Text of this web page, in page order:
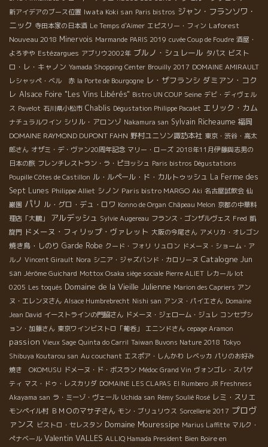
新アイデアのブース位置 Iwata Koki san Paris bistros ジャン・フランソワ・
ニック 寺田本家の日本酒 Le Temps d'Aimer エピスリー・フィン Laforest
Nouveau 2018 Minervois Marmande PARIS 2019 cuvée Coup de Foudre 酒屋・
よろずや Estézargues アブリウ2002年 ブルノ・シュレール タパス ビスト
ロ・レ・キャノン Yamada Shopping Center Brouilly 2017 DOMAINE AMIRAULT
レシャッペ・ベル 赤 la Porte de Bourgogne レ・ザフランシ ダミアン・コク
レ Alsace Foire "Les Vins Libérés" Bistro UN COUP Seine デビ・ディヴェル
ス Pavelot 石川県小松市 Chablis Dégustation Philippe Pacalet エリック・カム
ナチュラルワイン シリル・アロンゾ Nakamura san Sylvain Richeaume 福岡
DOMAINE RAYMOND DUPONT FAHN 野村ユニソン諏訪本社 東京・渋谷・高太
郎さん オザミ・デ・ヴァン20周年記念 マリー・ローズ 2018年11月伊藤與志男の
日本の旅 フレンチレストラン・ラ・ピヨッシュ Paris bistros Dégustations
Poupille Côtes de Castillon ル・ルペール・ド・カルトゥッシュ La Ferme des
Sept Lunes Philippe Alliet シノン Paris bistro MARGO Aki 名古屋試飲会 仙
巌園 パリ ル・グロ・デュ・ロワ Konno de Organ Châpeau Melon 京都の中華料
理店「大鵬」
アルデッシュ Sylvie Augereau フランス・ゴンザルヴェス Fred 凱
旋門 ドメーヌ・フィリップ・ヴァレット 大阪の今尾さん アメリカ・オレゴン
焼き鳥・しのり Garde Robe クード・フォリ リュロン ドメーヌ・ショーム・ア
ルノ Vincent Girault Nora シニア・ジャズバンド・カロリーヌ Catalogne Jun
san Jérôme Guichard Mottox Osaka siège sociale Pierre ALIET レカール lot
0205 Les toqués Domaine de la Vieille Julienne Marion des Capriers アン
ヌ・エレンヌさん Alsace Humbrebrecht Nishi san アンヌ・パイエさん Domaine
Jean David イーストラインの門脇さん ドメーヌ・ジェローム・ジュレ コンセプシ
ョン・加藤さん 東京ワインビストロ「葡呑」 エニンドさん cepage Aramon
passion Vieux Sage Quinta do Carril Taiwan Buvons Nature 2018 Tokyo
Shibuya Koutarou san Au couchant エスポア・しんかわ レベッカ パリのお好み
焼き OKOMUSU ドメーヌ・ド・ボスラン Médoc Grand Vin ヴォンゴレ・スパゲ
ティ マス・ドゥ・レスカリダ DOMAINE LES CLAPAS El Rumbero JR Freshness
Akayama san ラ・ミーゾ・ヴェール Uchida san Rémy Soulié Rosé レミ・スリエ
モンペイル村 ＢＭＯのマサ子さん モン・ブリュリウス Sorcellerie 2017 プロヴ
ァンス ビストロ・セレスタン Domaine Mouressipe Marius Laffitte マルク・
ぺナベール Valentin VALLES ALLIQ Hamada President Bien Boire en